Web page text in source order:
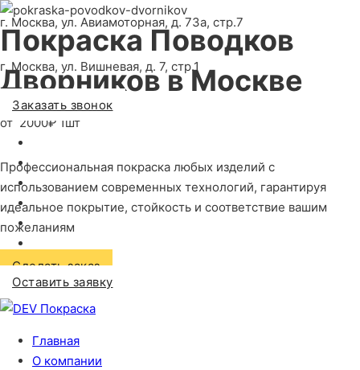
г. Москва, ул. Авиамоторная, д. 73а, стр.7
г. Москва, ул. Вишневая, д. 7, стр.1
Заказать звонок
Оставить заявку
Главная
О компании
Покраска Поводков
Дворников в Москве
от 2000₽ 1шт
Профессиональная покраска любых изделий с
использованием современных технологий, гарантируя
идеальное покрытие, стойкость и соответствие вашим
пожеланиям
Сделать заказ